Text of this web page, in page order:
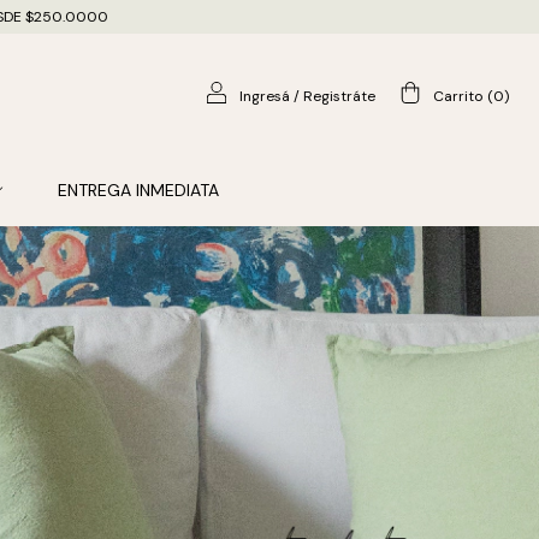
$250.0000
Ingresá /Registráte Carrito (0)
ENTREGA INMEDIATA